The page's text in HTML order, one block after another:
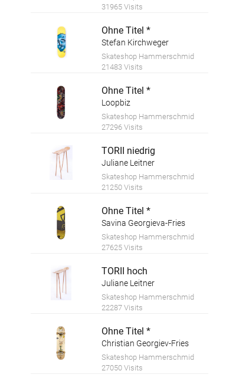
31965 Visits
Ohne Titel *
Stefan Kirchweger
Skateshop Hammerschmid
21483 Visits
Ohne Titel *
Loopbiz
Skateshop Hammerschmid
27296 Visits
TORII niedrig
Juliane Leitner
Skateshop Hammerschmid
21250 Visits
Ohne Titel *
Savina Georgieva-Fries
Skateshop Hammerschmid
27625 Visits
TORII hoch
Juliane Leitner
Skateshop Hammerschmid
22287 Visits
Ohne Titel *
Christian Georgiev-Fries
Skateshop Hammerschmid
27050 Visits